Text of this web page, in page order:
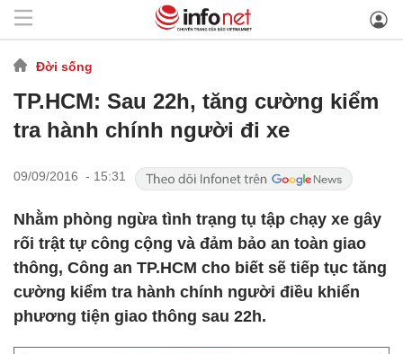
Đời sống
TP.HCM: Sau 22h, tăng cường kiểm
tra hành chính người đi xe
09/09/2016 - 15:31
Nhằm phòng ngừa tình trạng tụ tập chạy xe gây
rối trật tự công cộng và đảm bảo an toàn giao
thông, Công an TP.HCM cho biết sẽ tiếp tục tăng
cường kiểm tra hành chính người điều khiển
phương tiện giao thông sau 22h.